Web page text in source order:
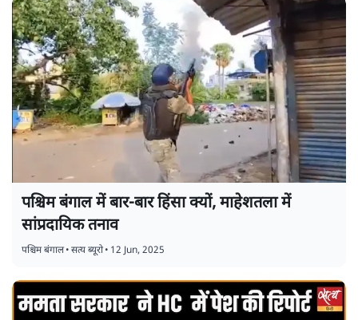
पश्चिम बंगाल में बार-बार हिंसा क्यों, माहेशतला में
सांप्रदायिक तनाव
पश्चिम बंगाल•सत्य ब्यूरो• 12 Jun, 2025